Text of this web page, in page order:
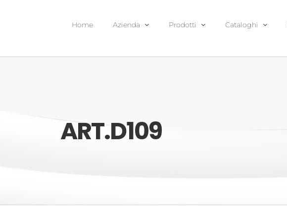
Home Azienda Prodotti Cataloghi
ART.D109